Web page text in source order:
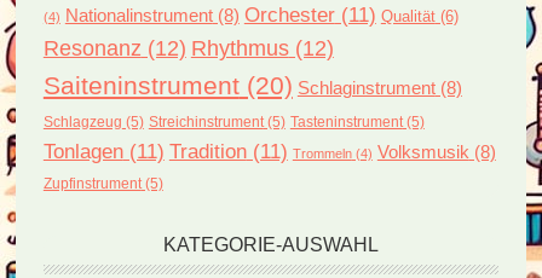
(4) Nationalinstrument(8) Orchester(11) Qualität(6)
Resonanz (12) Rhythmus(12)
Saiteninstrument(20) Schlaginstrument(8)
Schlagzeug (5) Streichinstrument(5) Tasteninstrument(5)
Tonlagen(11) Tradition(11) Trommeln(4) Volksmusik (8)
Zupfinstrument(5)
KATEGORIE-AUSWAHL